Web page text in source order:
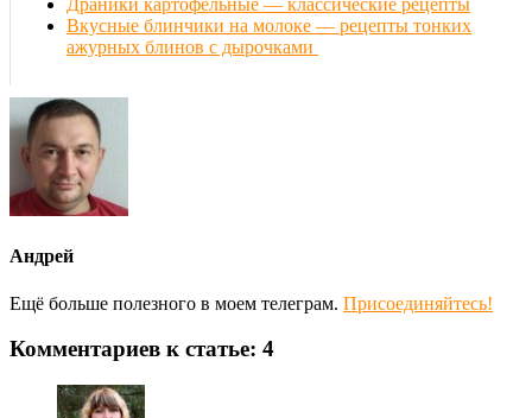
Драники картофельные — классические рецепты
Вкусные блинчики на молоке — рецепты тонких
ажурных блинов с дырочками
Андрей
Ещё больше полезного в моем телеграм. Присоединяйтесь!
Комментариев к статье: 4